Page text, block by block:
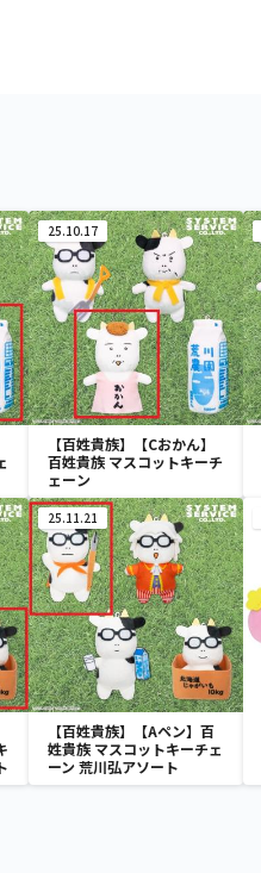
25.10.17
【百姓貴族】【Cおかん】
百姓貴族 マスコットキーチ
ェーン
25.11.21
【百姓貴族】【Aペン】百
姓貴族 マスコットキーチェ
ーン 荒川弘アソート